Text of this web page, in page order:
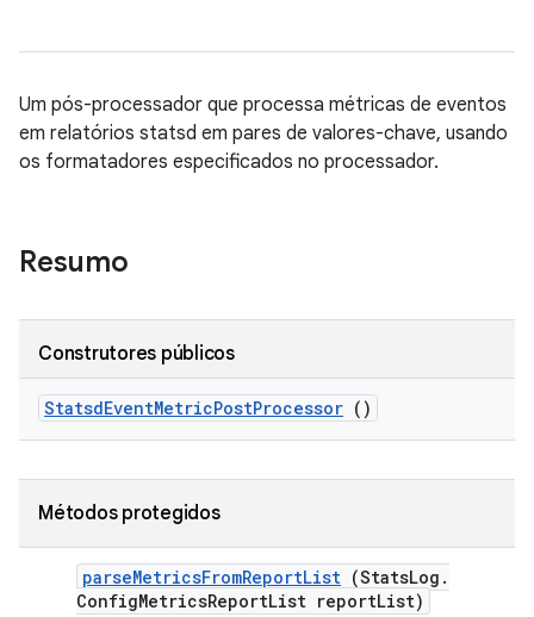
Um pós-processador que processa métricas de eventos
em relatórios statsd em pares de valores-chave, usando
os formatadores especificados no processador.
Resumo
Construtores públicos
StatsdEventMetricPostProcessor ()
Métodos protegidos
parseMetricsFromReportList (StatsLog .
ConfigMetricsReportList reportList)